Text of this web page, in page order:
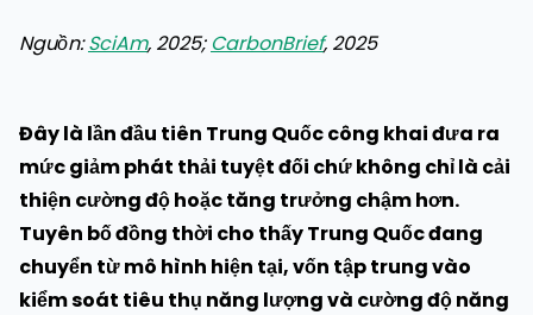
Nguồn: SciAm, 2025; CarbonBrief, 2025
Đây là lần đầu tiên Trung Quốc công khai đưa ra
mức giảm phát thải tuyệt đối chứ không chỉ là cải
thiện cường độ hoặc tăng trưởng chậm hơn.
Tuyên bố đồng thời cho thấy Trung Quốc đang
chuyển từ mô hình hiện tại, vốn tập trung vào
kiểm soát tiêu thụ năng lượng và cường độ năng